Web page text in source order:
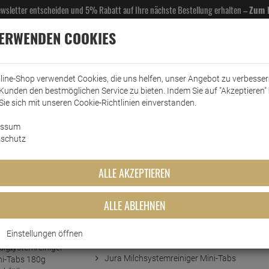
entscheiden und 5% Rabatt auf Ihre nächste Bestellung erhalten –Zum
& GASTROBEDARF DROGERIE KÜCHE & HAUSHALT KFZ
Mini-Tabs 180g Nachfüller
Jura Milchsystemreiniger Mini-Tabs
COOKIES
Shop verwendet Cookies, die uns helfen, unser Angebot zu
den bestmöglichen Service zu bieten. Indem Sie auf "Akzeptieren"
sich mit unseren Cookie-Richtlinien einverstanden.
ALLE AKZEPTIEREN
ALLE ABLEHNEN
Einstellungen öffnen